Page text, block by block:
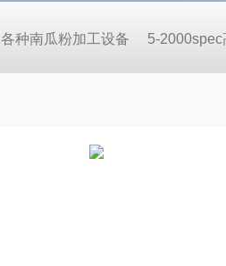
各种南瓜粉加工设备 5-